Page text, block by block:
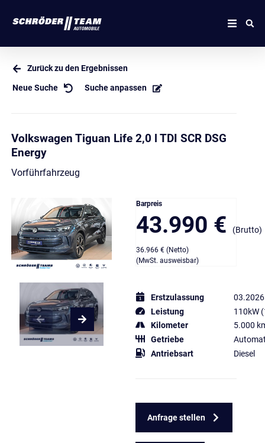
Zurück zu den Ergebnissen
Neue Suche Suche anpassen
Volkswagen Tiguan Life 2,0 l TDI SCR DSG
Energy
Vorführfahrzeug
Barpreis
43.990 € (Brutto)
36.966 € (Netto)
(MwSt. ausweisbar)
Erstzulassung
03.2026
Leistung
110kW
Kilometer
5.000
Getriebe
Antriebsart
Diesel
Anfrage stellen